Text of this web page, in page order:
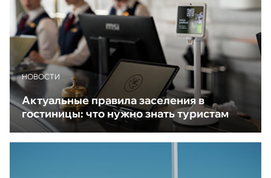
НОВОСТИ
Актуальные правила заселения в
гостиницы: что нужно знать туристам